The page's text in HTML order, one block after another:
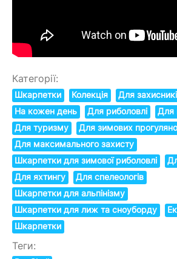
Категорії:
Шкарпетки Колекція
Для
На кожен день
Для риболовлі
Для
Для туризму
Для зимових
Для максимального захисту
Шкарпетки для зимової риболовлі
Для яхтингу
Для спелеологів
Шкарпетки для альпінізму
Шкарпетки для лиж та сноуборду
Шкарпетки
Теги: